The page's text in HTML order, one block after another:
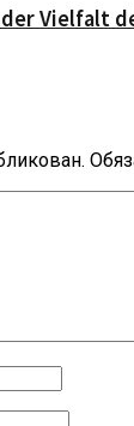
der Vielfalt